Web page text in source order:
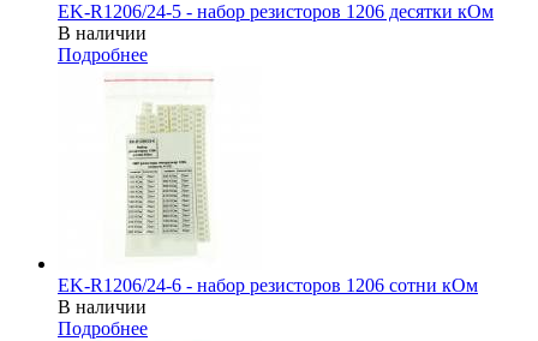
EK-R1206/24-5 - набор резисторов 1206 десятки кОм
В наличии
Подробнее
EK-R1206/24-6 - набор резисторов 1206 сотни кОм
В наличии
Подробнее